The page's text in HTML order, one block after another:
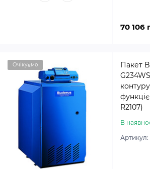
70 106
Очікуємо
Пакет
R2107)
В
Артикул: